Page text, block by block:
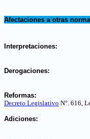
Afectaciones a otras
Interpretaciones:
Derogaciones:
Reformas:
Decreto Legislativo N°. 616,
Adiciones: